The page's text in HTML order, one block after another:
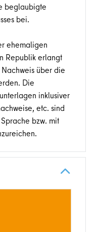
beglaubigte
bei.
ehemaligen
Republik erlangt
über die
Die
inklusiver
etc. sind
bzw. mit